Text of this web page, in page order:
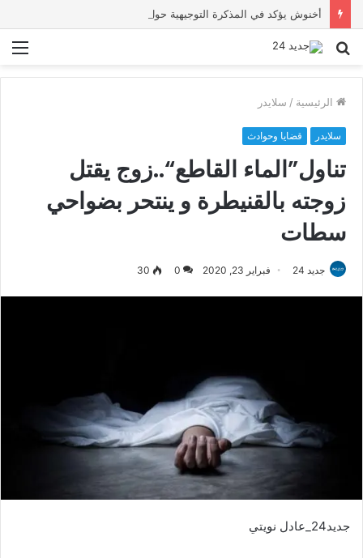
بحث
الرئيسية / سلايدر
سلايدر قضايا وحوادث
تناول”الماء القاطع“..زوج يقتل
زوجته بالقنيطرة و ينتحر بضواحي
سطات
جديد 24 فبراير 23, 2020 0
30
جديد24_عادل نويتي